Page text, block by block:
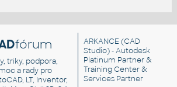
fórum
triky, podpora,
a rady pro
LT, Inventor,
ARKANCE (CAD
Studio) - Autodesk
Platinum Partner &
Training Center &
Services Partner